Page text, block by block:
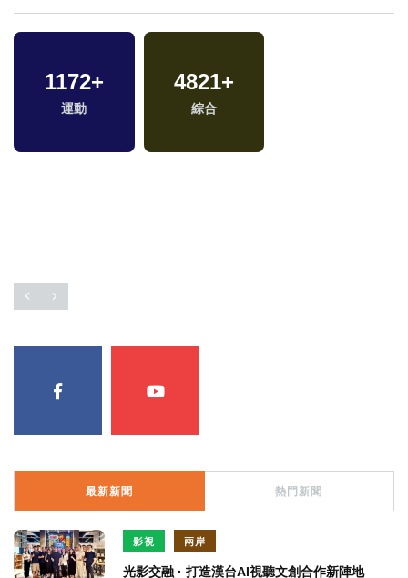
1172+
運動
4821+
綜合
最新新聞 熱門新聞
影視 兩岸
光影交融 · 打造漢台AI視聽文創合作新陣地